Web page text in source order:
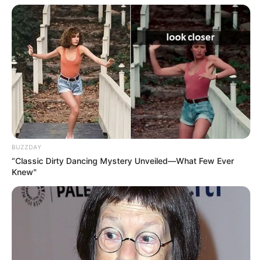
BUZZDAY
“Classic Dirty Dancing Mystery Unveiled—What Few Ever
Knew"